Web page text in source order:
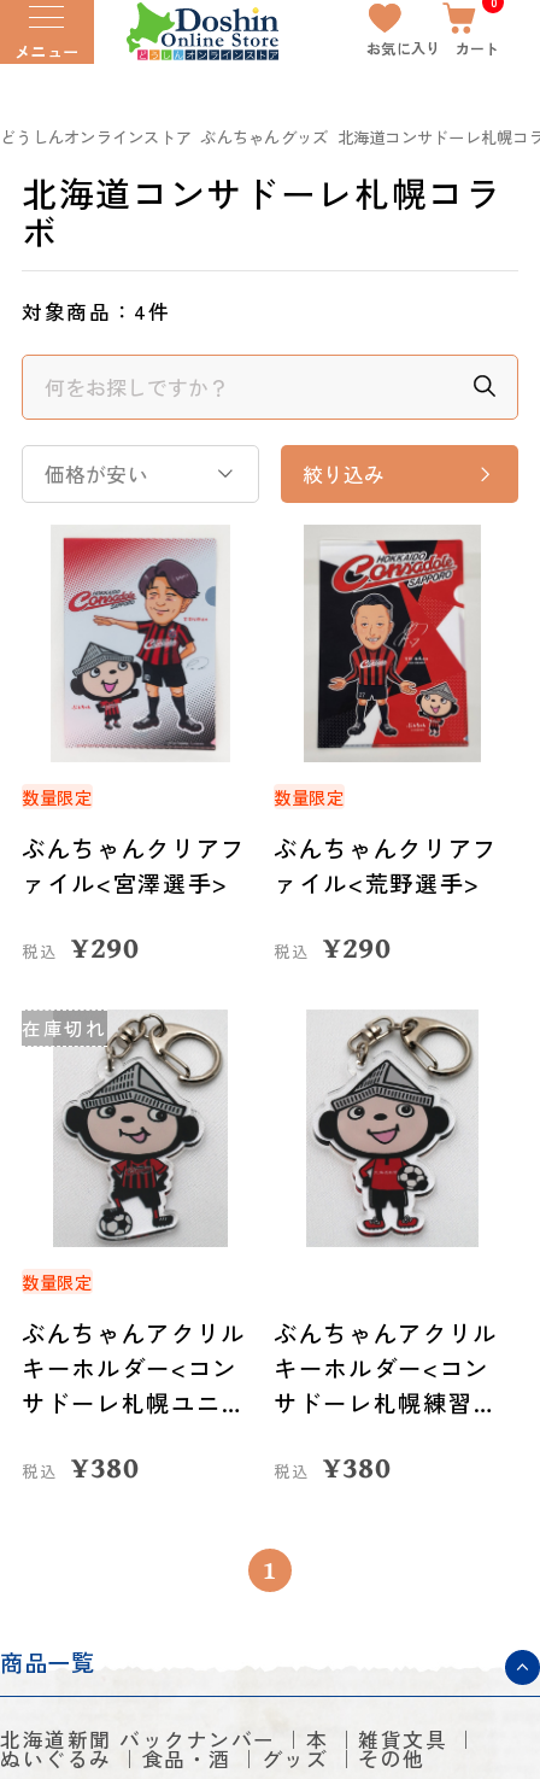
メニュー お気に入り カート
どうしんオンラインストア ぶんちゃんグッズ 北海道コンサドーレ札幌コ
北海道コンサドーレ札幌コラ
ボ
対象商品： 4件
価格が安い 絞り込み
数量限定
ぶんちゃんクリアフ
ァイル<宮澤選手>
税込 ¥290
数量限定
ぶんちゃんクリアフ
ァイル<荒野選手>
税込 ¥290
在庫切れ
数量限定
ぶんちゃんアクリル
キーホルダー<コン
サドーレ札幌ユニフ
税込 ¥380
ぶんちゃんアクリル
キーホルダー<コン
サドーレ札幌練習着
税込 ¥380
1
商品一覧
北海道新聞 バックナンバー 本 雑貨文具
ぬいぐるみ 食品・酒 グッズ その他